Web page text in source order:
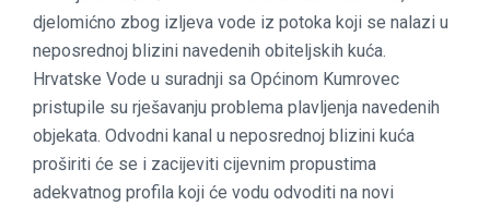
djelomićno zbog izljeva vode iz potoka koji se nalazi u
neposrednoj blizini navedenih obiteljskih kuća.
Hrvatske Vode u suradnji sa Općinom Kumrovec
pristupile su rješavanju problema plavljenja navedenih
objekata. Odvodni kanal u neposrednoj blizini kuća
proširiti će se i zacijeviti cijevnim propustima
adekvatnog profila koji će vodu odvoditi na novi